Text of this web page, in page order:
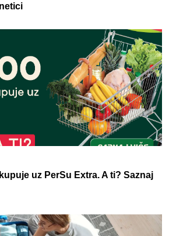
uz PerSu Extra. A ti? Saznaj